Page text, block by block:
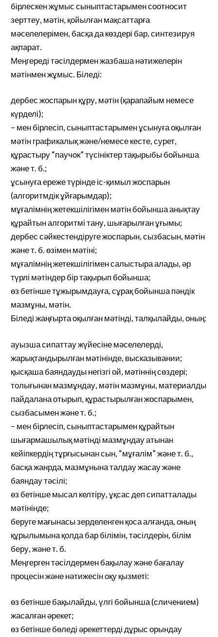
бірлескен жұмыс сыныптастарымен соотносит
зерттеу, мәтін, қойылған мақсаттарға
мәселелерімен, басқа да көздері бар, синтезируя
ақпарат.
Меңгереді тәсілдермен жазбаша нәтижелерін
мәтінмен жұмыс. Біледі:
дербес жоспарын құру, мәтін (қарапайым немесе
күрделі);
– мен бірлесіп, сыныптастарымен ұсынуға оқылған
мәтін графикалық және/немесе кесте, сурет,
құрастыру “паучок” түсініктер тақырыбы бойынша
және т. б.;
ұсынуға ереже түрінде іс-қимыл жоспарын
(алгоритмдік ұйғарымдар);
мұғалімнің жетекшілігімен мәтін бойынша анықтау
құрайтын алгоритмі тану, шығарылған ұғымы;
дербес сәйкестендіруге жоспарын, сызбасын, мәтін
және т. б. өзімен мәтіні;
мұғалімнің жетекшілігімен салыстыра алады, әр
түрлі мәтіндер бір тақырып бойынша;
өз бетінше тұжырымдауға, сұрақ бойынша пәндік
мазмұны, мәтін.
Біледі жаңғырта оқылған мәтінді, талқылайды, оның:
ауызша сипаттау жүйесіне мәселелерді,
жарықтандырылған мәтінінде, высказывании;
қысқаша баяндауды негізгі ой, мәтіннің сөздері;
толығынан мазмұндау, мәтін мазмұны, материалды
пайдалана отырып, құрастырылған жоспарымен,
сызбасымен және т. б.;
– мен бірлесіп, сыныптастарымен құрайтын
шығармашылық мәтінді мазмұндау атынан
кейіпкердің тұрғысынан сын, “мұғалім” және т. б.,
басқа жанрда, мазмұнына талдау жасау және
баяндау тәсілі;
өз бетінше мысал келтіру, ұқсас деп сипатталады
мәтінінде;
беруге мағынасы зерделенген қоса алғанда, оның
құрылымына қолда бар білімін, тәсілдерін, білім
беру, және т. б.
Меңгерген тәсілдермен бақылау және бағалау
процесін және нәтижесін оқу қызметі:
өз бетінше бақылайды, үлгі бойынша (сличением)
жасалған әрекет;
өз бетінше бөледі әрекеттерді дұрыс орындау